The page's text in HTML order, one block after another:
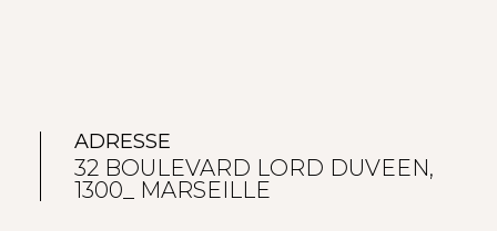
ADRESSE
32 BOULEVARD LORD DUVEEN,
1300_ MARSEILLE